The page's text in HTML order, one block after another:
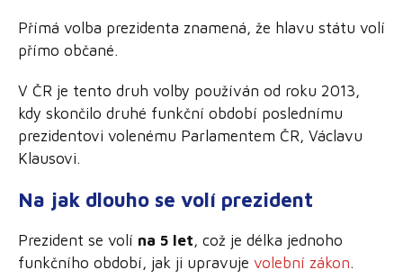
Přímá volba prezidenta znamená, že hlavu státu volí
přímo občané.
V ČR je tento druh volby používán od roku 2013,
kdy skončilo druhé funkční období poslednímu
prezidentovi volenému Parlamentem ČR, Václavu
Klausovi.
Na jak dlouho se volí prezident
Prezident se volí na 5 let, což je délka jednoho
funkčního období, jak ji upravuje volební zákon.